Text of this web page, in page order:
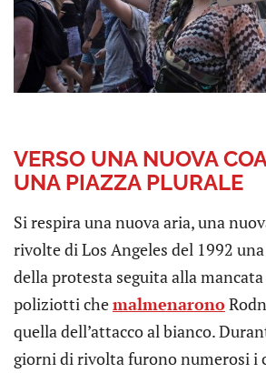
VERSO UNA NUOVA
UNA PIAZZA PLURALE
Si respira una nuova aria, una
rivolte di Los Angeles del 1992
della protesta seguita alla
poliziotti chemalmenarono
quella dell’attacco al bianco.
giorni di rivolta furono numerosi i